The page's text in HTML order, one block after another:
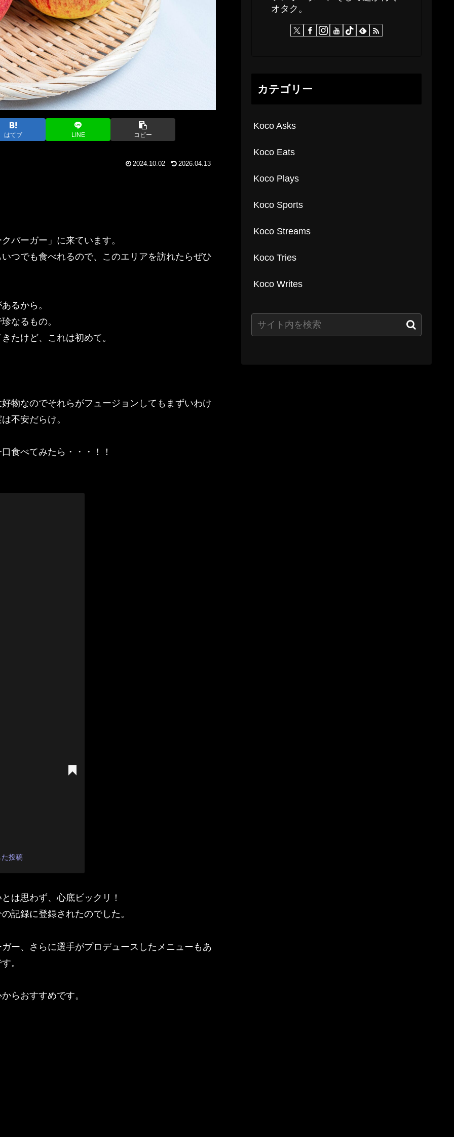
はてブ LINE コピー
2024.10.02 2026.04.13
バーガー」に来ています。
つでも食べれるので、このエリアを訪れたらぜひ
るから。
なるもの。
たけど、これは初めて。
物なのでそれらがフュージョンしてもまずいわけ
不安だらけ。
食べてみたら・・・！！
投稿
は思わず、心底ビックリ！
記録に登録されたのでした。
ー、さらに選手がプロデュースしたメニューもあ
。
らおすすめです。
オタク。
カテゴリー
Koco Asks
Koco Eats
Koco Plays
Koco Sports
Koco Streams
Koco Tries
Koco Writes